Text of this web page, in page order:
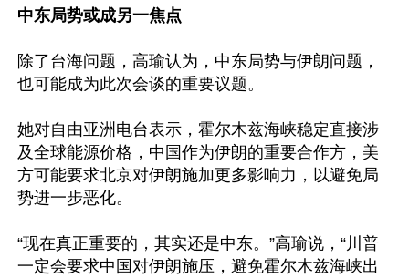
中东局势或成另一焦点
除了台海问题，高瑜认为，中东局势与伊朗问题，
也可能成为此次会谈的重要议题。
她对自由亚洲电台表示，霍尔木兹海峡稳定直接涉
及全球能源价格，中国作为伊朗的重要合作方，美
方可能要求北京对伊朗施加更多影响力，以避免局
势进一步恶化。
“现在真正重要的，其实还是中东。”高瑜说，“川普
一定会要求中国对伊朗施压，避免霍尔木兹海峡出